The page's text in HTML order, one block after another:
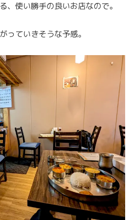
、使い勝手の良いお店なので。
っていきそうな予感。